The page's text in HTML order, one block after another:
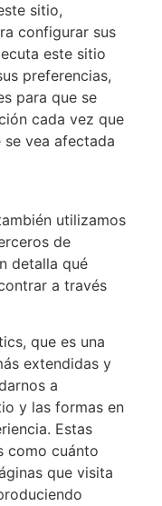
sitio,
configurar sus
este sitio
preferencias,
para que se
cada vez que
vea afectada
utilizamos
de
detalla qué
a través
que es una
extendidas y
a
y las formas en
Estas
como cuánto
que visita